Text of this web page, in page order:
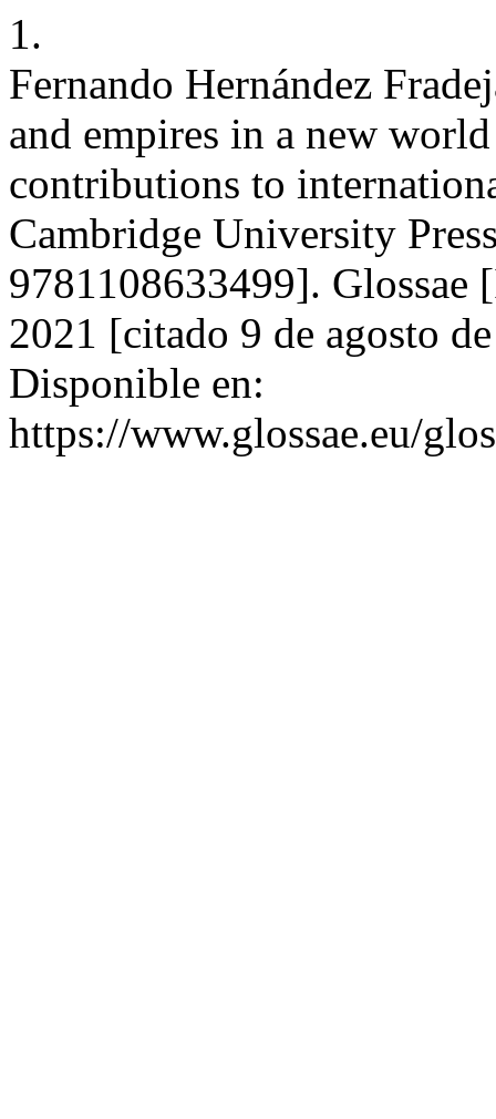
1.
Fernando Hernández
and empires in a new
contributions to
Cambridge University
9781108633499]. Glossae
2021 [citado 9 de agosto
Disponible en:
https://www.glossae.eu/